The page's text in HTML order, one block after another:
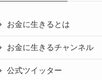
お金に生きるとは
お金に生きるチャンネル
公式ツイッター